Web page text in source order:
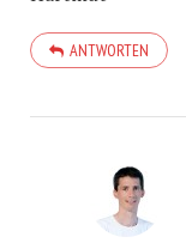
ANTWORTEN